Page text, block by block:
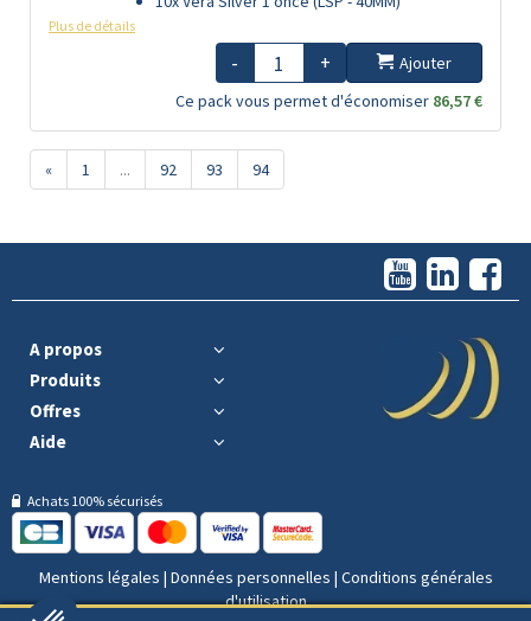
Plus de détails
- +
Ajouter
Ce pack vous permet d'économiser 86,57 €
« 1 ... 92 93 94
A propos
Produits
Offres
Aide
Achats 100% sécurisés
Mentions légales | Données personnelles | Conditions générales
d'utilisation